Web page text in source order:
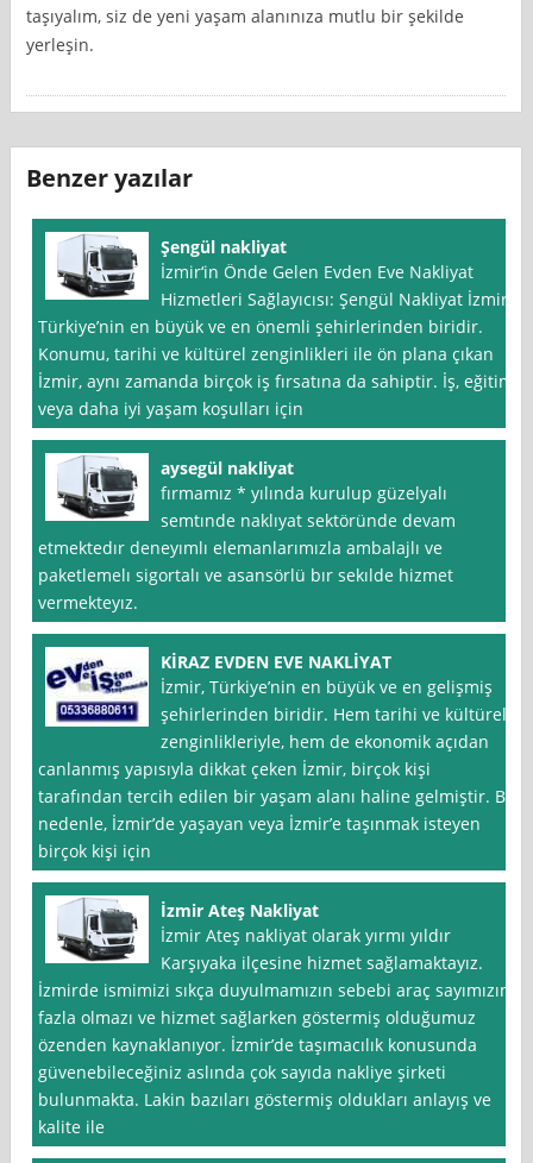
taşıyalım, siz de yeni yaşam alanınıza mutlu bir şekilde
yerleşin.
Benzer yazılar
Şengül nakliyat
İzmir‘in Önde Gelen Evden Eve Nakliyat
Hizmetleri Sağlayıcısı: Şengül Nakliyat İzmir,
Türkiye’nin en büyük ve en önemli şehirlerinden biridir.
Konumu, tarihi ve kültürel zenginlikleri ile ön plana çıkan
İzmir, aynı zamanda birçok iş fırsatına da sahiptir. İş, eğitim
veya daha iyi yaşam koşulları için
aysegül nakliyat
fırmamız * yılında kurulup güzelyalı
semtınde naklıyat sektöründe devam
etmektedır deneyımlı elemanlarımızla ambalajlı ve
paketlemelı sigortalı ve asansörlü bır sekılde hizmet
vermekteyız.
KİRAZ EVDEN EVE NAKLİYAT
İzmir, Türkiye’nin en büyük ve en gelişmiş
şehirlerinden biridir. Hem tarihi ve kültürel
zenginlikleriyle, hem de ekonomik açıdan
canlanmış yapısıyla dikkat çeken İzmir, birçok kişi
tarafından tercih edilen bir yaşam alanı haline gelmiştir. Bu
nedenle, İzmir’de yaşayan veya İzmir’e taşınmak isteyen
birçok kişi için
İzmir Ateş Nakliyat
İzmir Ateş nakliyat olarak yırmı yıldır
Karşıyaka ilçesine hizmet sağlamaktayız.
İzmirde ismimizi sıkça duyulmamızın sebebi araç sayımızın
fazla olmazı ve hizmet sağlarken göstermiş olduğumuz
özenden kaynaklanıyor. İzmir’de taşımacılık konusunda
güvenebileceğiniz aslında çok sayıda nakliye şirketi
bulunmakta. Lakin bazıları göstermiş oldukları anlayış ve
kalite ile